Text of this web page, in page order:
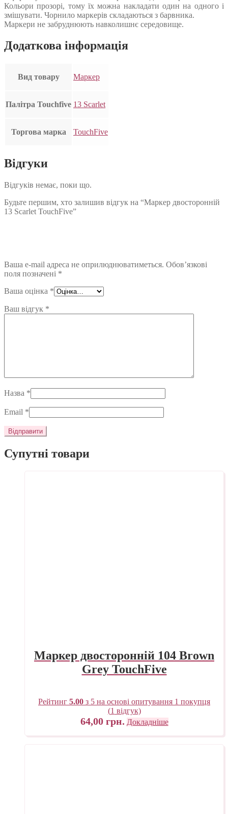
Кольори прозорі, тому їх можна накладати один на одного і
змішувати. Чорнило маркерів складаються з барвника.
Маркери не забруднюють навколишнє середовище.
Додаткова інформація
Вид товару Маркер
Палітра Touchfive 13 Scarlet
Торгова марка TouchFive
Відгуки
Відгуків немає, поки що.
Будьте першим, хто залишив відгук на “Маркер двосторонній
13 Scarlet TouchFive”
Ваша e-mail адреса не оприлюднюватиметься. Обов’язкові
поля позначені *
Ваша оцінка *
Ваш відгук *
Назва *
Email *
Супутні товари
Маркер двосторонній 104 Brown
Grey TouchFive
Рейтинг 5.00 з 5 на основі опитування 1 покупця
(1 відгук)
64,00 грн. Докладніше